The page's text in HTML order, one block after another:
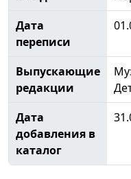
Дата
переписи
Выпускающие
редакции
Дата
добавления в
каталог